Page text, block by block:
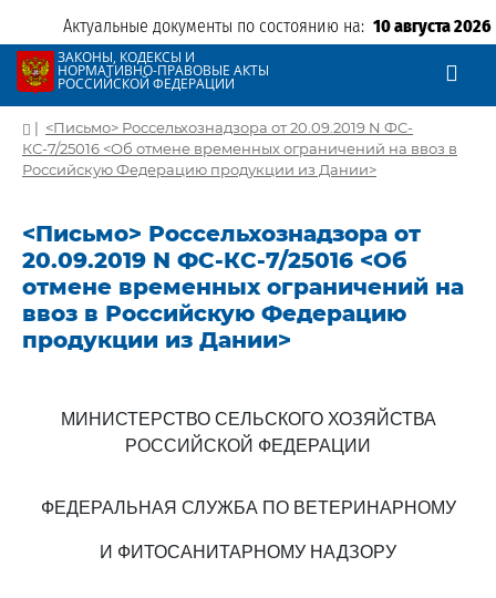
Актуальные документы по состоянию на: 10 августа 2026
ЗАКОНЫ, КОДЕКСЫ И
НОРМАТИВНО-ПРАВОВЫЕ АКТЫ
РОССИЙСКОЙ ФЕДЕРАЦИИ
| <Письмо> Россельхознадзора от 20.09.2019 N ФС-
КС-7/25016 <Об отмене временных ограничений на ввоз в
Российскую Федерацию продукции из Дании>
<Письмо> Россельхознадзора от
20.09.2019 N ФС-КС-7/25016 <Об
отмене временных ограничений на
ввоз в Российскую Федерацию
продукции из Дании>
МИНИСТЕРСТВО СЕЛЬСКОГО ХОЗЯЙСТВА
РОССИЙСКОЙ ФЕДЕРАЦИИ
ФЕДЕРАЛЬНАЯ СЛУЖБА ПО ВЕТЕРИНАРНОМУ
И ФИТОСАНИТАРНОМУ НАДЗОРУ